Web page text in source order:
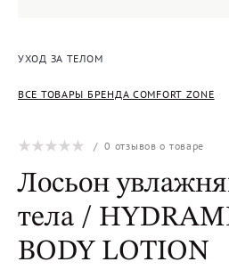
УХОД ЗА ТЕЛОМ
ВСЕ ТОВАРЫ БРЕНДА COMFORT ZONE
/0 отзывов о товаре
Лосьон
тела /
BODY LOTION